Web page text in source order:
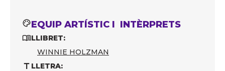
EQUIP ARTÍSTIC I INTÈRPRETS
LLIBRET:
WINNIE HOLZMAN
LLETRA: